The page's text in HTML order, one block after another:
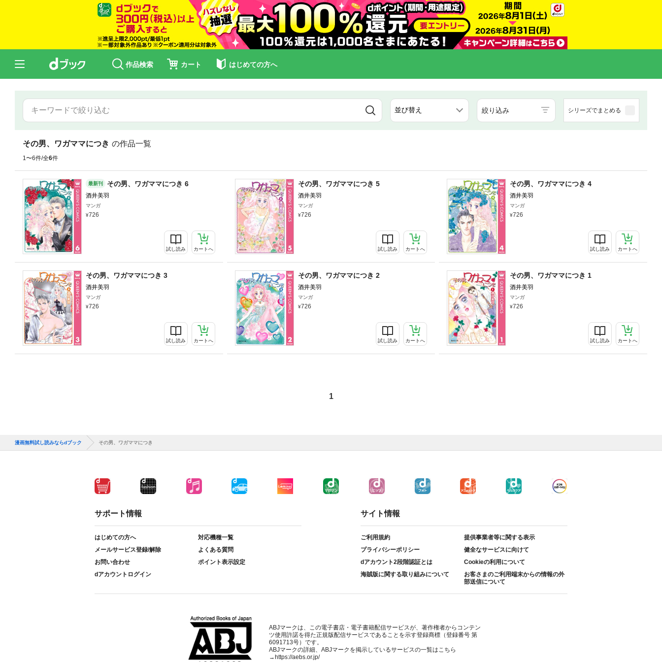
作品検索 カート はじめての方へ
絞り込み シリーズでまとめる
その男、ワガママにつき の作品一覧
1〜6件/全6件
最新刊 その男、ワガママにつき 6
酒井美羽
マンガ
726
試し読み カートへ
その男、ワガママにつき 5
酒井美羽
マンガ
726
試し読み カートへ
その男、ワガママにつき 4
酒井美羽
マンガ
726
試し読み カートへ
その男、ワガママにつき 3
酒井美羽
マンガ
726
試し読み カートへ
その男、ワガママにつき 2
酒井美羽
マンガ
726
試し読み カートへ
その男、ワガママにつき 1
酒井美羽
マンガ
726
試し読み カートへ
1
漫画無料試し読みならdブック その男、ワガママにつき
サポート情報
はじめての方へ
対応機種一覧
メールサービス登録/解除
よくある質問
お問い合わせ
ポイント表示設定
dアカウントログイン
サイト情報
ご利用規約
提供事業者等に関する表示
プライバシーポリシー
健全なサービスに向けて
dアカウント2段階認証とは
Cookieの利用について
海賊版に関する取り組みについて
お客さまのご利用端末からの情報の外
部送信について
ABJマークは、この電子書店・電子書籍配信サービスが、著作権者からコンテン
ツ使用許諾を得た正規版配信サービスであることを示す登録商標（登録番号 第
6091713号）です。
ABJマークの詳細、ABJマークを掲示しているサービスの一覧はこちら
→ https://aebs.or.jp/